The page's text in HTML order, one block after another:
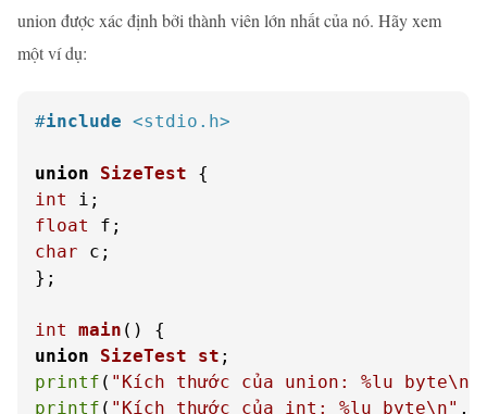
union được xác định bởi thành viên lớn nhất của nó. Hãy xem
một ví dụ:
#include <stdio.h>
union SizeTest {
int
float
char c;
};
int main ()
union
SizeTest st ;
printf ( "Kích thước của union: %lu byte\n"
printf ( "Kích thước của int: %lu byte\n" ,